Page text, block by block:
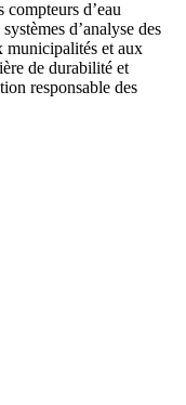
d’eau
d’analyse des
municipalités et aux
de durabilité et
responsable des